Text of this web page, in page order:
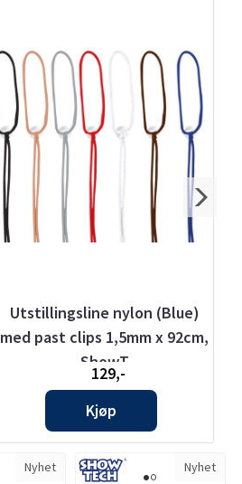
Utstillingsline nylon (Blue)
med past clips 1,5mm x 92cm,
ShowT
129,-
Kjøp
Nyhet Nyhet